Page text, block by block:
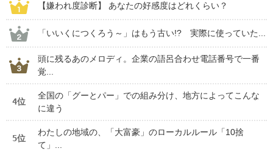
【嫌われ度診断】 あなたの好感度はどれくらい？
「いいくにつくろう～」はもう古い!? 実際に使っていた...
頭に残るあのメロディ。企業の語呂合わせ電話番号で一番
覚...
4位
全国の「グーとパー」での組み分け、地方によってこんな
に違う
5位
わたしの地域の、「大富豪」のローカルルール「10捨
て」...